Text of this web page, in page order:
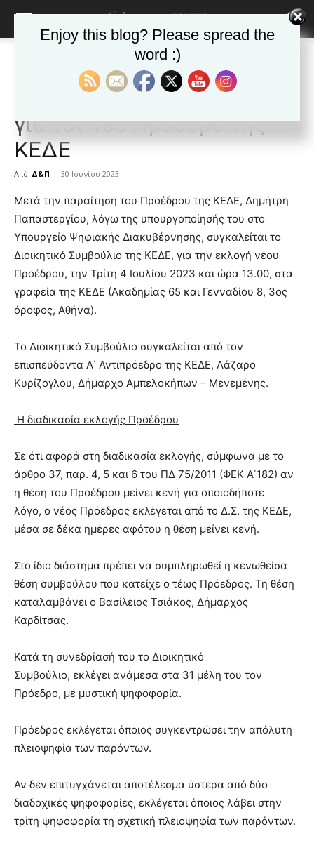
Αυτοδιοίκηση
Αυτοδιοίκηση Δημοφιλή άρθρα
Στις 4 Ιουλίου οι εκλογές
για τον νέο Πρόεδρο της
ΚΕΔΕ
Από Δ&Π - 30 Ιουνίου 2023
blonde
lesbians
hot
cam
show.desi
xxx
lyons
you
the
meaning
of
pornhun
porn
Μετά την παραίτηση του Προέδρου της ΚΕΔΕ, Δημήτρη
Παπαστεργίου, λόγω της υπουργοποίησής του στο
Υπουργείο Ψηφιακής Διακυβέρνησης, συγκαλείται το
Διοικητικό Συμβούλιο της ΚΕΔΕ, για την εκλογή νέου
Προέδρου, την Τρίτη 4 Ιουλίου 2023 και ώρα 13.00, στα
γραφεία της ΚΕΔΕ (Ακαδημίας 65 και Γενναδίου 8, 3ος
όροφος, Αθήνα).
Το Διοικητικό Συμβούλιο συγκαλείται από τον
επισπεύδοντα Α΄ Αντιπρόεδρο της ΚΕΔΕ, Λάζαρο
Κυρίζογλου, Δήμαρχο Αμπελοκήπων – Μενεμένης.
Η διαδικασία εκλογής Προέδρου
Σε ότι αφορά στη διαδικασία εκλογής, σύμφωνα με το
άρθρο 37, παρ. 4, 5 και 6 του ΠΔ 75/2011 (ΦΕΚ Α΄182) αν
η θέση του Προέδρου μείνει κενή για οποιοδήποτε
λόγο, ο νέος Πρόεδρος εκλέγεται από το Δ.Σ. της ΚΕΔΕ,
μέσα σε δέκα ημέρες αφότου η θέση μείνει κενή.
Στο ίδιο διάστημα πρέπει να συμπληρωθεί η κενωθείσα
θέση συμβούλου που κατείχε ο τέως Πρόεδρος. Τη θέση
καταλαμβάνει ο Βασίλειος Τσιάκος, Δήμαρχος
Καρδίτσας.
Κατά τη συνεδρίασή του το Διοικητικό
Συμβούλιο, εκλέγει ανάμεσα στα 31 μέλη του τον
Πρόεδρο, με μυστική ψηφοφορία.
Πρόεδρος εκλέγεται όποιος συγκεντρώσει την απόλυτη
πλειοψηφία των παρόντων.
Αν δεν επιτυγχάνεται αποτέλεσμα ύστερα από δύο
διαδοχικές ψηφοφορίες, εκλέγεται όποιος λάβει στην
τρίτη ψηφοφορία τη σχετική πλειοψηφία των παρόντων.
Enjoy this blog? Please spread the
word :)